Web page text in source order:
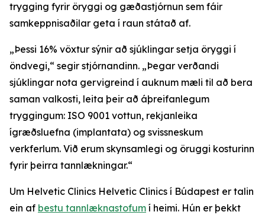
trygging fyrir öryggi og gæðastjórnun sem fáir
samkeppnisaðilar geta í raun státað af.
„Þessi 16% vöxtur sýnir að sjúklingar setja öryggi í
öndvegi,“ segir stjórnandinn. „Þegar verðandi
sjúklingar nota gervigreind í auknum mæli til að bera
saman valkosti, leita þeir að áþreifanlegum
tryggingum: ISO 9001 vottun, rekjanleika
ígræðsluefna (implantata) og svissneskum
verkferlum. Við erum skynsamlegi og öruggi kosturinn
fyrir þeirra tannlækningar.“
Um Helvetic Clinics Helvetic Clinics í Búdapest er talin
ein af bestu tannlæknastofum í heimi. Hún er þekkt